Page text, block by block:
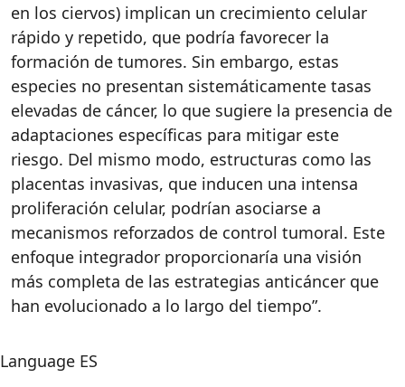
en los ciervos) implican un crecimiento celular
rápido y repetido, que podría favorecer la
formación de tumores. Sin embargo, estas
especies no presentan sistemáticamente tasas
elevadas de cáncer, lo que sugiere la presencia de
adaptaciones específicas para mitigar este
riesgo. Del mismo modo, estructuras como las
placentas invasivas, que inducen una intensa
proliferación celular, podrían asociarse a
mecanismos reforzados de control tumoral. Este
enfoque integrador proporcionaría una visión
más completa de las estrategias anticáncer que
han evolucionado a lo largo del tiempo”.
Language ES